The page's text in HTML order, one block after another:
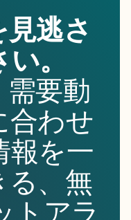
逃さ
。
要動
合わせ
報を一
る、無
トアラ